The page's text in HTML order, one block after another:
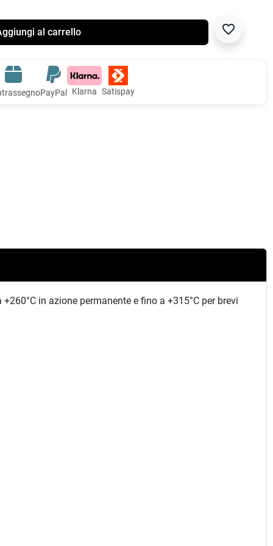
al carrello favorite_border
PayPal Klarna Satispay
in azione permanente e fino a +315°C per brevi